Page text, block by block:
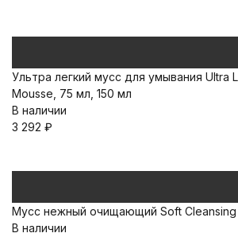
Ультра легкий мусс для умывания Ultra
Mousse, 75 мл, 150 мл
В наличии
3 292 ₽
Мусс нежный очищающий Soft Cleansing
В наличии